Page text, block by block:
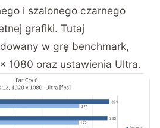
i szalonego czarnego
grafiki. Tutaj
w grę benchmark,
1080 oraz ustawienia Ultra.